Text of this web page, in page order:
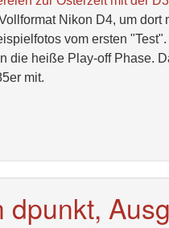
Nikon D4, um dort
vom ersten
die heiße Play-off Phase.
mit.